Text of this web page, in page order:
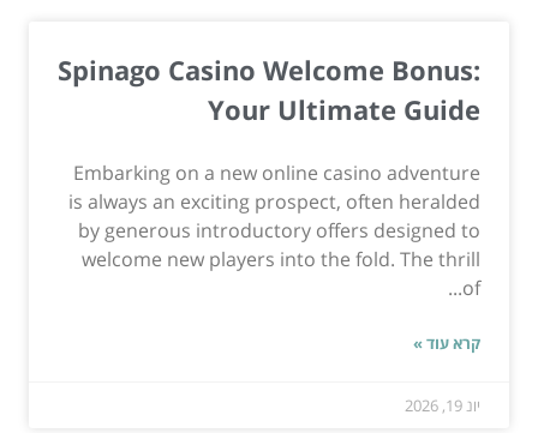
Spinago Casino Welcome Bonus:
Your Ultimate Guide
Embarking on a new online casino adventure
is always an exciting prospect, often heralded
by generous introductory offers designed to
welcome new players into the fold. The thrill
of...
קרא עוד »
יונ 19, 2026